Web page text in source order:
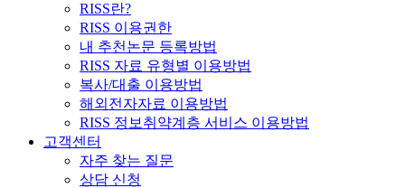
RISS란?
RISS 이용권한
내 추천논문 등록방법
RISS 자료 유형별 이용방법
복사/대출 이용방법
해외전자자료 이용방법
RISS 정보취약계층 서비스 이용방법
고객센터
자주 찾는 질문
상담 신청